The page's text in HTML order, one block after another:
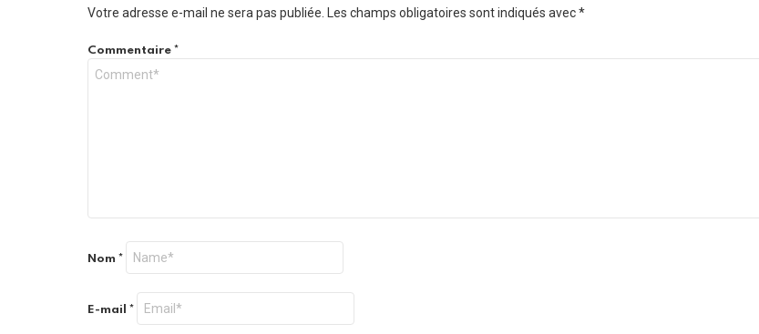
Votre adresse e-mail ne sera pas publiée. Les champs obligatoires sont indiqués avec*
Commentaire *
Nom *
E-mail *